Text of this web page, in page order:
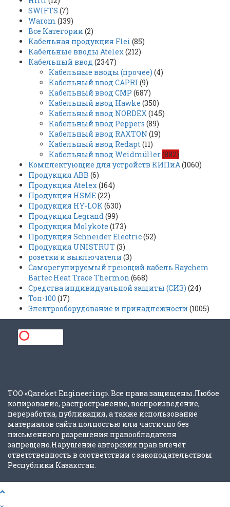
SWIFTS (7)
Warom (139)
Все Категории (2)
Кабельная продукция Flei (85)
Кабельные вводы Atelex(212)
Кабельный ввод (2347)
Кабельные вводы (прочее) (4)
Кабельный ввод CAPRI (9)
Кабельный ввод CMP (687)
Кабельный ввод Hawke (350)
Кабельный ввод NORDEX(145)
Кабельный ввод Peppers (89)
Кабельный ввод RAXTON (19)
Кабельный ввод Redapt(11)
Кабельный ввод Weidmüller(882)
Комплектующие для устройств КИПиА(1060)
Продукция ABB (6)
Продукция Atelex(164)
Продукция HSME(22)
Продукция HY-LOK (630)
Продукция Legrand(99)
Продукция Molykote (173)
Продукция Schneider Electric(52)
Продукция UNISTRUT (3)
розетки и выключатели (3)
Саморегулируемый греющий кабель Raychem
Bartec Heat Trace Thermon (668)
Средства индивидуальной защиты (СИЗ) (24)
Топ-100 (17)
Электрооборудование и принадлежности (1005)
ТОО «Qareket Engineering». Все права защищены.Любое
копирование, распространение, воспроизведение,
переработка, публикация, а также использование
материалов сайта полностью или частично без
письменного разрешения правообладателя
запрещено.Нарушение авторских прав влечёт
ответственность в соответствии с законодательством
Республики Казахстан.